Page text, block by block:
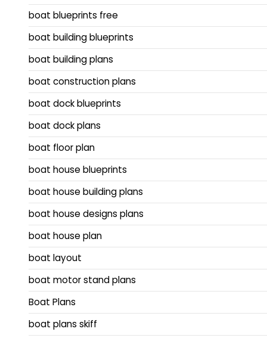
boat blueprints free
boat building blueprints
boat building plans
boat construction plans
boat dock blueprints
boat dock plans
boat floor plan
boat house blueprints
boat house building plans
boat house designs plans
boat house plan
boat layout
boat motor stand plans
Boat Plans
boat plans skiff